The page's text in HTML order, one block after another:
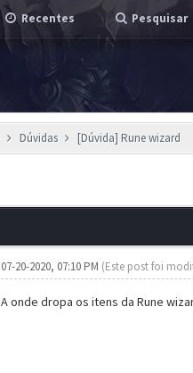
Recentes Pesquisar
Dúvidas [Dúvida] Rune wizard
07-20-2020, 07:10 PM (Este post foi
A onde dropa os itens da Rune